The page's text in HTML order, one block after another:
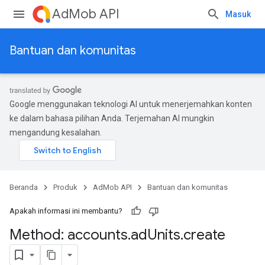
AdMob API Masuk
Bantuan dan komunitas
Google menggunakan teknologi AI untuk menerjemahkan konten
ke dalam bahasa pilihan Anda. Terjemahan AI mungkin
mengandung kesalahan.
Beranda Produk AdMob API Bantuan dan komunitas
Apakah informasi ini membantu?
Method: accounts.adUnits.create